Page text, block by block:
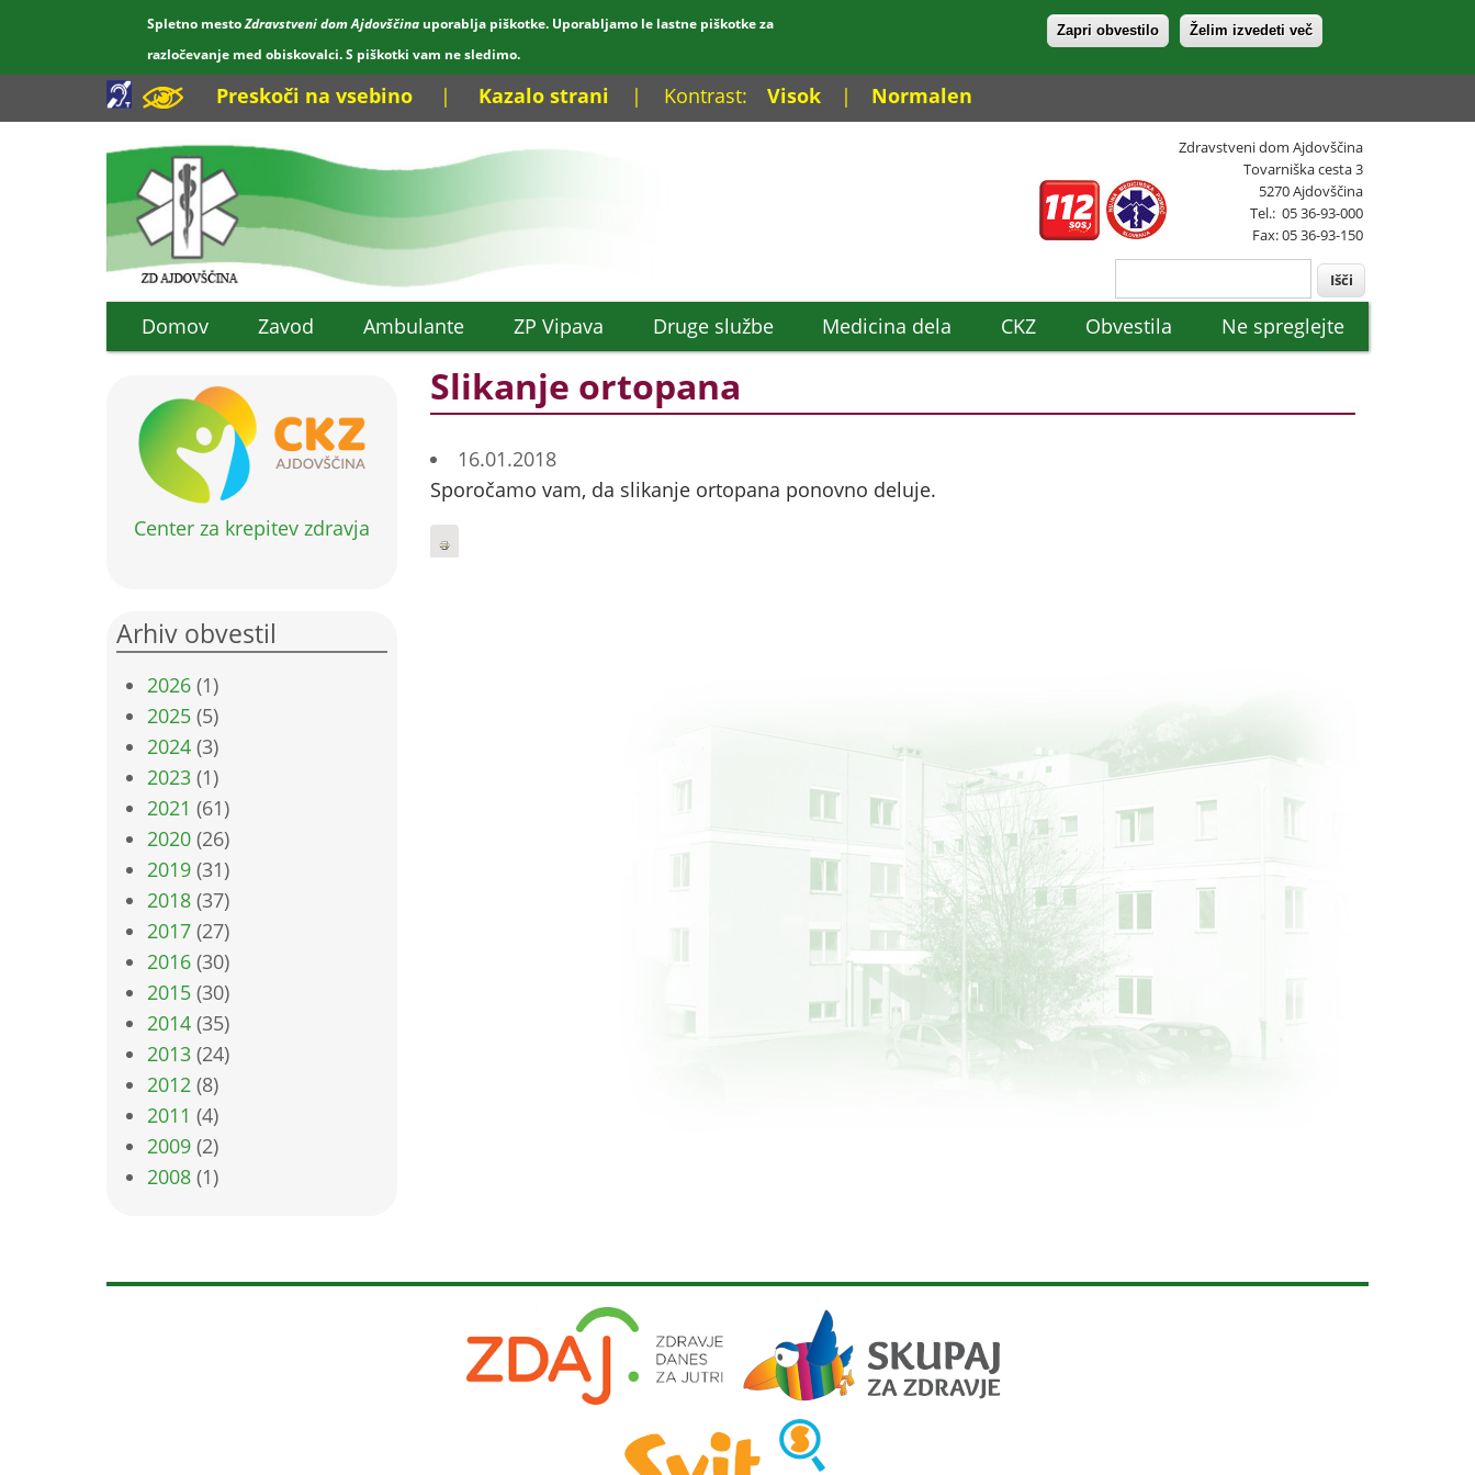
Spletno mestoZdravstveni dom Ajdovščina uporablja piškotke. Uporabljamo le lastne piškotke za
razločevanje med obiskovalci. S piškotki vam ne sledimo.
Zapri obvestilo Želim izvedeti več
Preskoči na vsebino | Kazalo strani | Kontrast: Visok | Normalen
Zdravstveni dom Ajdovščina
Tovarniška cesta 3
5270 Ajdovščina
Tel.: 05 36-93-000
Fax: 05 36-93-150
Domov Zavod Ambulante ZP Vipava Druge službe Medicina dela CKZ Obvestila Ne spreglejte
Center za krepitev zdravja
Arhiv obvestil
2026(1)
2025(5)
2024(3)
2023(1)
2021 (61)
2020(26)
2019(31)
2018(37)
2017(27)
2016(30)
2015(30)
2014(35)
2013(24)
2012(8)
2011 (4)
2009(2)
2008(1)
Slikanje ortopana
16.01.2018
Sporočamo vam, da slikanje ortopana ponovno deluje.